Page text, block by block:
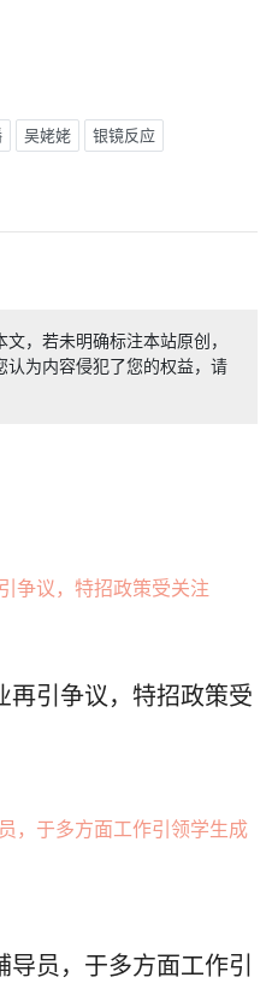
吴姥姥 银镜反应
，若未明确标注本站原创，
认为内容侵犯了您的权益，请
再引争议，特招政策受
员，于多方面工作引